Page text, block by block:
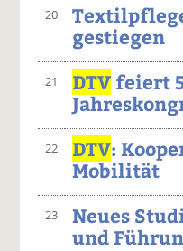
20
gestiegen
21 DTVfeiert
22 DTV:
Mobilität
23
Neues
und